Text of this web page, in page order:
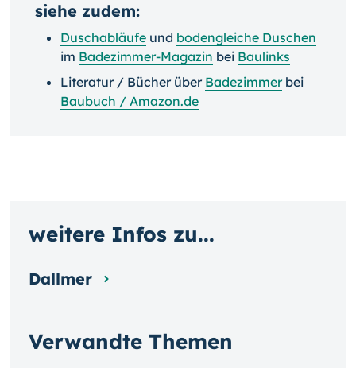
siehe zudem:
Duschabläufe und bodengleiche Duschen
im Badezimmer-Magazin bei Baulinks
Literatur / Bücher über Badezimmerbei
Baubuch / Amazon.de
Verwandte Themen
weitere Infos zu...
Dallmer